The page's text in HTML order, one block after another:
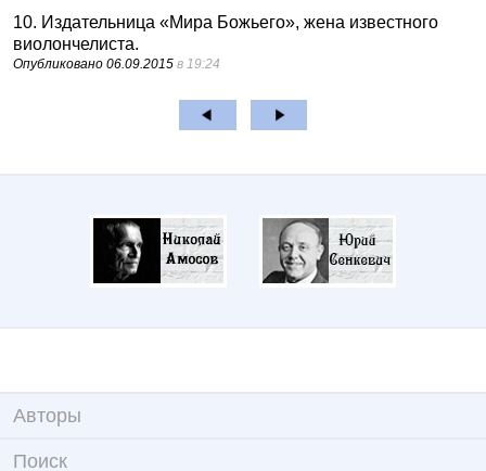
10. Издательница «Мира Божьего», жена известного
виолончелиста.
Опубликовано 06.09.2015 в 19:24
Авторы
Поиск